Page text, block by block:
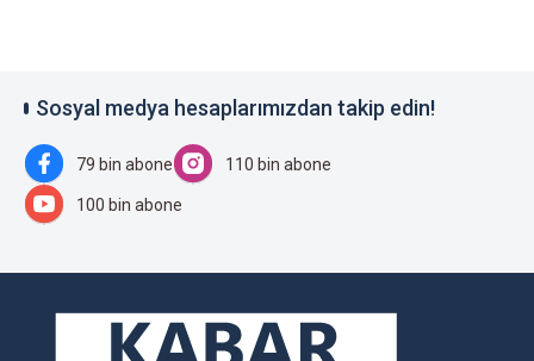
Sosyal medya hesaplarımızdan takip edin!
79 bin abone 110 bin abone
100 bin abone